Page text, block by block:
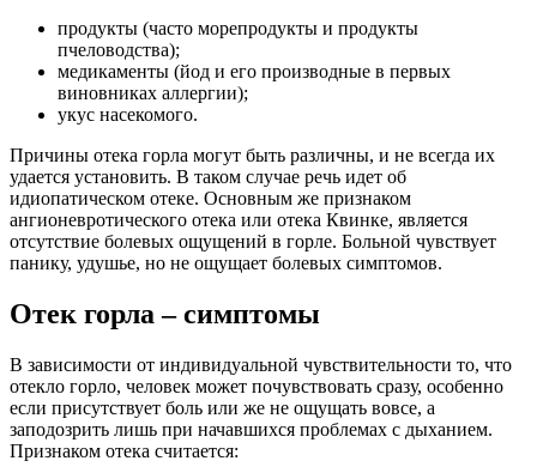
продукты (часто морепродукты и продукты
пчеловодства);
медикаменты (йод и его производные в первых
виновниках аллергии);
укус насекомого.
Причины отека горла могут быть различны, и не всегда их
удается установить. В таком случае речь идет об
идиопатическом отеке. Основным же признаком
ангионевротического отека или отека Квинке, является
отсутствие болевых ощущений в горле. Больной чувствует
панику, удушье, но не ощущает болевых симптомов.
Отек горла – симптомы
В зависимости от индивидуальной чувствительности то, что
отекло горло, человек может почувствовать сразу, особенно
если присутствует боль или же не ощущать вовсе, а
заподозрить лишь при начавшихся проблемах с дыханием.
Признаком отека считается: